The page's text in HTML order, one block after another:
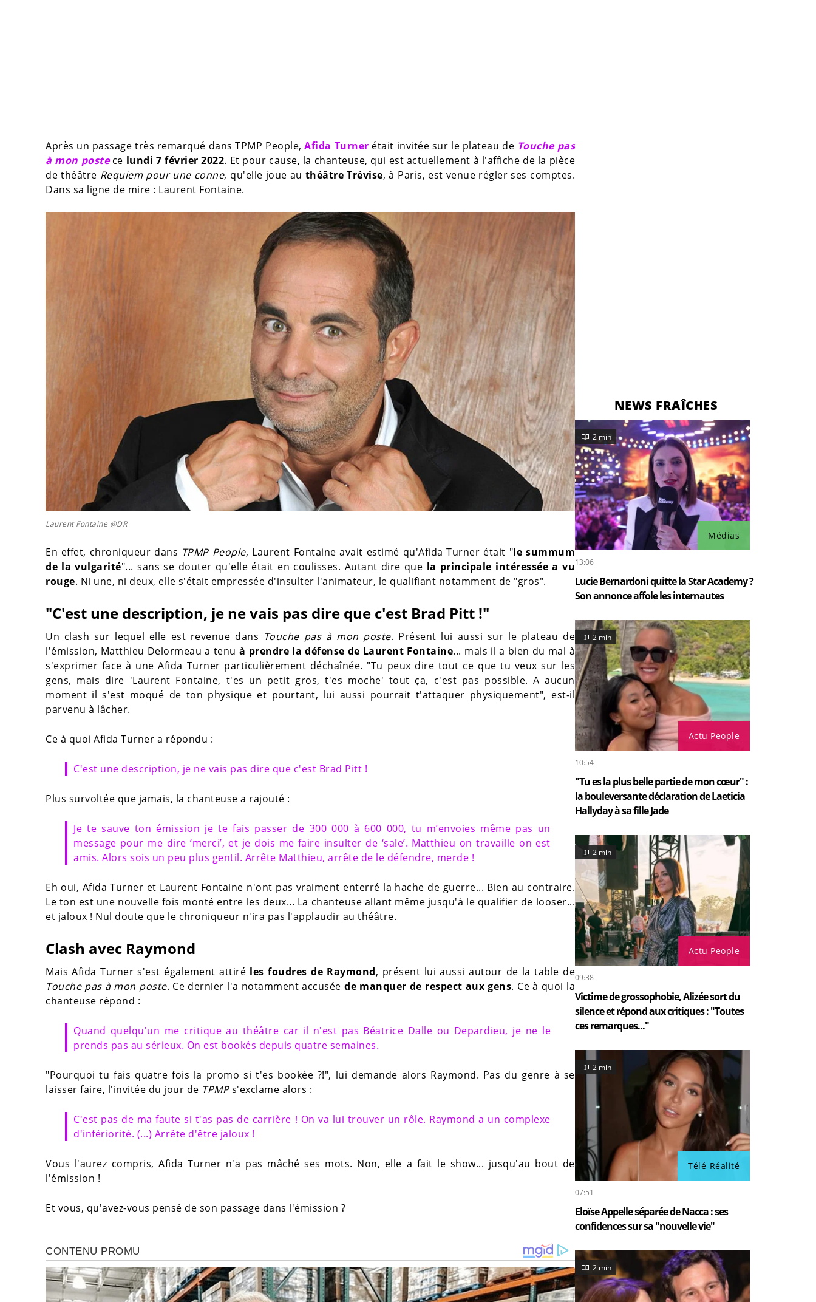
Après un passage très remarqué dans TPMP People,Afida Turner était invitée sur le plateau de Touche pas
à mon postece lundi 7 février 2022. Et pour cause, la chanteuse, qui est actuellement à l'affiche de la pièce
de théâtre Requiem pour une conne, qu'elle joue au théâtre Trévise, à Paris, est venue régler ses comptes.
Dans sa ligne de mire : Laurent Fontaine.
Laurent Fontaine @DR
En effet, chroniqueur dans TPMP People, Laurent Fontaine avait estimé qu'Afida Turner était "le summum
de la vulgarité"... sans se douter qu'elle était en coulisses. Autant dire que la principale intéressée a vu
rouge. Ni une, ni deux, elle s'était empressée d'insulter l'animateur, le qualifiant notamment de "gros".
"C'est une description, je ne vais pas dire que c'est Brad Pitt !"
Un clash sur lequel elle est revenue dans Touche pas à mon poste. Présent lui aussi sur le plateau de
l'émission, Matthieu Delormeau a tenu à prendre la défense de Laurent Fontaine... mais il a bien du mal à
s'exprimer face à une Afida Turner particulièrement déchaînée. "Tu peux dire tout ce que tu veux sur les
gens, mais dire 'Laurent Fontaine, t'es un petit gros, t'es moche' tout ça, c'est pas possible. A aucun
moment il s'est moqué de ton physique et pourtant, lui aussi pourrait t'attaquer physiquement", est-il
parvenu à lâcher.
Ce à quoi Afida Turner a répondu :
C'est une description, je ne vais pas dire que c'est Brad Pitt !
Plus survoltée que jamais, la chanteuse a rajouté :
Je te sauve ton émission je te fais passer de 300 000 à 600 000, tu m’envoies même pas un
message pour me dire ‘merci’, et je dois me faire insulter de ‘sale’. Matthieu on travaille on est
amis. Alors sois un peu plus gentil. Arrête Matthieu, arrête de le défendre, merde !
Eh oui, Afida Turner et Laurent Fontaine n'ont pas vraiment enterré la hache de guerre... Bien au contraire.
Le ton est une nouvelle fois monté entre les deux... La chanteuse allant même jusqu'à le qualifier de looser...
et jaloux ! Nul doute que le chroniqueur n'ira pas l'applaudir au théâtre.
Clash avec Raymond
Mais Afida Turner s'est également attiré les foudres de Raymond, présent lui aussi autour de la table de
Touche pas à mon poste. Ce dernier l'a notamment accuséede manquer de respect aux gens. Ce à quoi la
chanteuse répond :
Quand quelqu'un me critique au théâtre car il n'est pas Béatrice Dalle ou Depardieu, je ne le
prends pas au sérieux. On est bookés depuis quatre semaines.
"Pourquoi tu fais quatre fois la promo si t'es bookée ?!", lui demande alors Raymond. Pas du genre à se
laisser faire, l'invitée du jour de TPMPs'exclame alors :
C'est pas de ma faute si t'as pas de carrière ! On va lui trouver un rôle. Raymond a un complexe
d'infériorité. (...) Arrête d'être jaloux !
Vous l'aurez compris, Afida Turner n'a pas mâché ses mots. Non, elle a fait le show... jusqu'au bout de
l'émission !
Et vous, qu'avez-vous pensé de son passage dans l'émission ?
NEWS FRAÎCHES
Médias
2 min
13:06
Lucie Bernardoni quitte la Star Academy ?
Son annonce affole les internautes
Actu People
2 min
10:54
"Tu es la plus belle partie de mon cœur" :
la bouleversante déclaration de Laeticia
Hallyday à sa fille Jade
Actu People
2 min
09:38
Victime de grossophobie, Alizée sort du
silence et répond aux critiques : "Toutes
ces remarques..."
Télé-Réalité
2 min
07:51
Eloïse Appelle séparée de Nacca : ses
confidences sur sa "nouvelle vie"
2 min